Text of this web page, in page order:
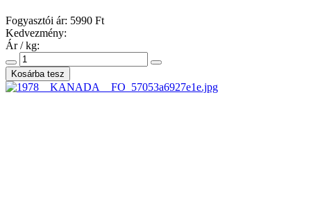
Fogyasztói ár: 5990 Ft
Kedvezmény:
Ár / kg: